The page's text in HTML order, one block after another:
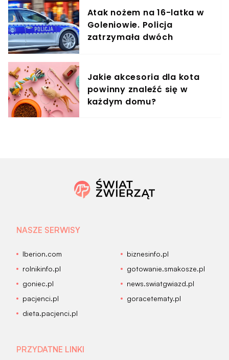
Atak nożem na 16-latka w
Goleniowie. Policja
zatrzymała dwóch
Jakie akcesoria dla kota
powinny znaleźć się w
każdym domu?
NASZE SERWISY
Iberion.com
biznesinfo.pl
rolnikinfo.pl
gotowanie.smakosze.pl
goniec.pl
news.swiatgwiazd.pl
pacjenci.pl
goracetematy.pl
dieta.pacjenci.pl
PRZYDATNE LINKI